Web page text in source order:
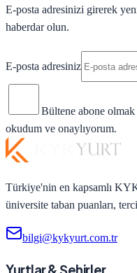
E-posta adresinizi girerek
haberdar olun.
E-posta adresiniz
Bültene abone
okudum ve onaylıyorum.
Türkiye'nin en kapsamlı
üniversite taban puanları,
bilgi@kykyurt.com.tr